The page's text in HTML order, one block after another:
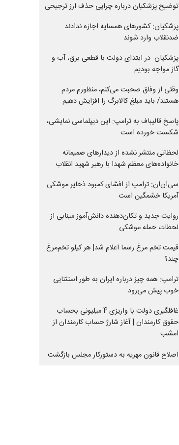
توضیح پزشکیان درباره چرایی حذف ارز ترجیحی
پزشکیان: کشورهای همسایه اجازه ندادند
ضدنقلاب وارد شوند
پزشکیان: در ابتدای دولت با قطعی برق، آب و
گاز مواجه بودیم
وقتی از وفاق صحبت می‌کنم، منظورم مردم
هستند/ باید مبلغ کالابرگ را افزایش دهیم
پاسخ قالیباف به ترامپ: این دیپلماسی نمایشی،
شکست خورده است
لحظاتی منتشر نشده از دیدارهای صمیمانه
خانواده‌های معظم شهدا با رهبر شهید انقلاب
سی‌ان‌ان: ترامپ از افشای کمبود ذخایر موشکی
آمریکا خشمگین است
روایت جدید و تکان‌دهنده دانش‌آموز مینابی از
لحظات حمله موشکی
قیمت تخم مرغ رسما اعلام شد| هر کیلو تخم‌مرغ
چند؟
ترامپ: همه چیز درباره ایران به طور استثنایی
خوب پیش می‌رود
غافلگیری دولت با واریزی 4 میلیونی بحساب
حقوق کارمندان | آغاز شارژ حساب کارمندان از
امشب
اصلاح قانون مهریه به دستورکار مجلس بازگشت